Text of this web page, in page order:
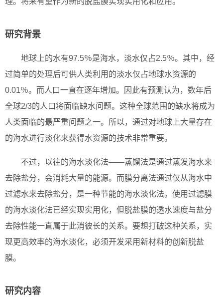
研究背景
地球上的水有97.5％是海水，淡水仅占2.5％。其中，经
过简单的处理后可供人类利用的淡水仅占地球水资源的
0.01％。而人口一直在逐年增加。因此有预测认为，数年后
全球2/3的人口将面临缺水问题。这种全球范围的缺水将成为
人类面临的最严重问题之一。所以，通过对地球上大量存在
的海水进行淡化来获得水资源的技术非常重要。
不过，以往的海水淡化法——蒸馏法是通过蒸发海水来
去除盐分，会消耗大量的能源。而膜分离法通过仅从海水中
过滤水来去除盐分，是一种节能的海水淡化法。使用过滤膜
的海水淡化法已经实现实用化，但脱盐膜的透水速度与盐分
去除性能一直属于此消彼长的关系。要想打破这种关系，实
现更高效率的海水淡化，必须开发采用新材料的创新脱盐
膜。
研究内容